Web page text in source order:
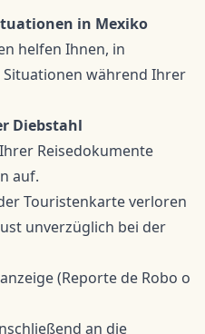
in Mexiko
helfen Ihnen, in
während Ihrer
Diebstahl
Reisedokumente
auf.
Touristenkarte verloren
unverzüglich bei der
(Reporte de Robo o
an die